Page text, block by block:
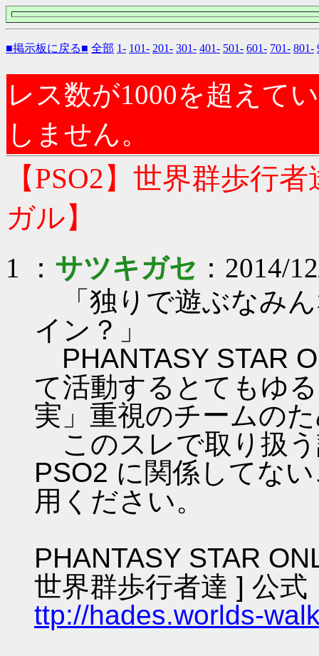
■掲示板に戻る■ 全部 1- 101- 201- 301- 401- 501- 601- 701- 801-
レス数が1000を超えて
しません。
【PSO2】世界群歩行
ガル】
1 ： サツキガセ ：2014/
「独りで遊ぶなみ
イン？」
PHANTASY STAR
て活動するとてもゆ
実」重視のチームの
このスレで取り扱
PSO2 に関係してな
用ください。
PHANTASY STAR
世界群歩行者達 ] 公式
ttp://hades.worlds-